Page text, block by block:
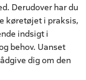
Derudover har du
køretøjet i praksis,
indsigt i
behov. Uanset
dig om den